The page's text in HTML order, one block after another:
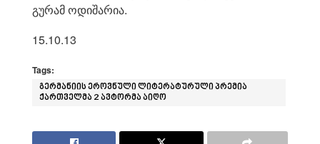
გურამ ოდიშარია.
15.10.13
Tags:
გერმანიის ეროვნული ლიტერატურული პრემია
ქართველმა 2 ავტორმა აიღო